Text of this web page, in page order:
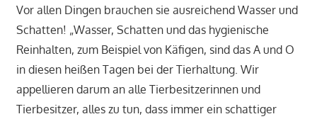
Vor allen Dingen brauchen sie ausreichend Wasser und
Schatten! „Wasser, Schatten und das hygienische
Reinhalten, zum Beispiel von Käfigen, sind das A und O
in diesen heißen Tagen bei der Tierhaltung. Wir
appellieren darum an alle Tierbesitzerinnen und
Tierbesitzer, alles zu tun, dass immer ein schattiger